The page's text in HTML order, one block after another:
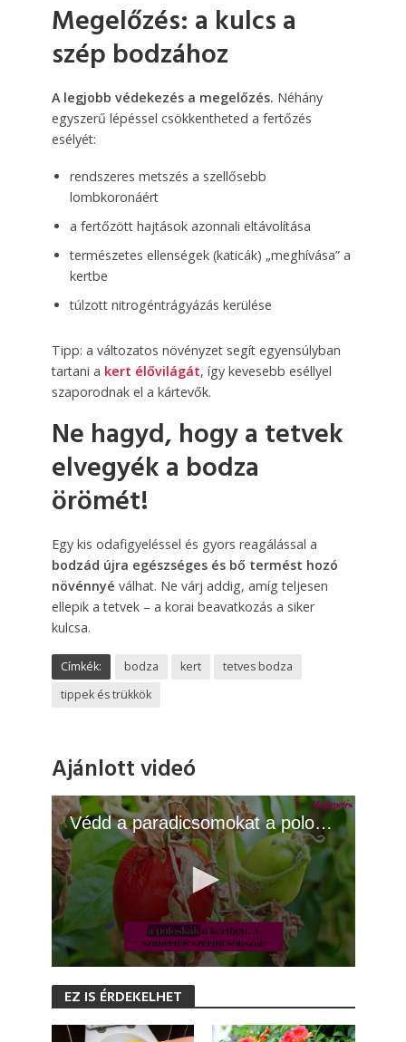
Megelőzés: a kulcs a
szép bodzához
A legjobb védekezés a megelőzés. Néhány
egyszerű lépéssel csökkentheted a fertőzés
esélyét:
rendszeres metszés a szellősebb
lombkoronáért
a fertőzött hajtások azonnali eltávolítása
természetes ellenségek (katicák) „meghívása” a
kertbe
túlzott nitrogéntrágyázás kerülése
Tipp: a változatos növényzet segít egyensúlyban
tartani a kert élővilágát, így kevesebb eséllyel
szaporodnak el a kártevők.
Ne hagyd, hogy a tetvek
elvegyék a bodza
örömét!
Egy kis odafigyeléssel és gyors reagálással a
bodzád újra egészséges és bő termést hozó
növénnyé válhat. Ne várj addig, amíg teljesen
ellepik a tetvek – a korai beavatkozás a siker
kulcsa.
Címkék: bodza kert
tetves bodza
tippek és trükkök
Ajánlott videó
Védd a paradicsomokat a poloskáktól: 4 természetes módszer
s EZ IS ÉRDEKELHET